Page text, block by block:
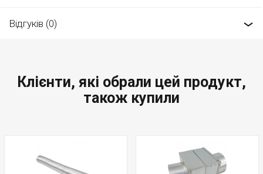
Відгуків (0)
Клієнти, які обрали цей продукт,
також купили